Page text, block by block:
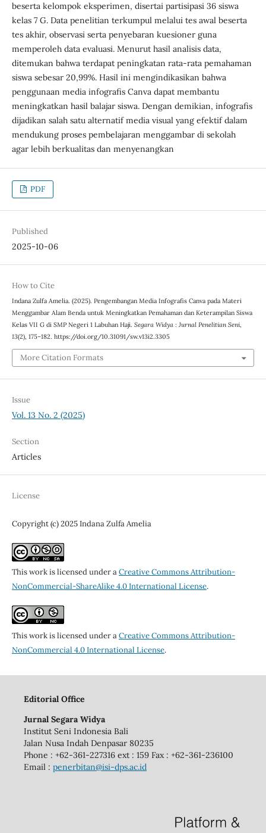
beserta kelompok eksperimen, disertai partisipasi 36 siswa
kelas 7 G. Data penelitian terkumpul melalui tes awal beserta
tes akhir, observasi serta penyebaran kuesioner guna
memperoleh data evaluasi. Menurut hasil analisis data,
ditemukan bahwa terdapat peningkatan rata-rata pemahaman
siswa sebesar 20,99%. Hasil ini mengindikasikan bahwa
penggunaan media infografis Canva dapat membantu
meningkatkan hasil balajar siswa. Dengan demikian, infografis
dijadikan salah satu alternatif media visual yang efektif dalam
mendukung proses pembelajaran menggambar di sekolah
agar lebih berkualitas dan menyenangkan
PDF
Published
2025-10-06
How to Cite
Indana Zulfa Amelia. (2025). Pengembangan Media Infografis Canva pada Materi
Menggambar Alam Benda untuk Meningkatkan Pemahaman dan Keterampilan Siswa
Kelas VII G di SMP Negeri 1 Labuhan Haji. Segara Widya : Jurnal Penelitian Seni,
13(2), 175–182. https://doi.org/10.31091/sw.v13i2.3305
More Citation Formats
Issue
Vol. 13 No. 2 (2025)
Section
Articles
License
Copyright (c) 2025 Indana Zulfa Amelia
This work is licensed under aCreative Commons Attribution-
NonCommercial-ShareAlike 4.0 International License.
This work is licensed under aCreative Commons Attribution-
NonCommercial 4.0 International License.
Editorial Office
Jurnal Segara Widya
Institut Seni Indonesia Bali
Jalan Nusa Indah Denpasar 80235
Phone : +62-361-227316 ext : 159 Fax : +62-361-236100
Email : penerbitan@isi-dps.ac.id